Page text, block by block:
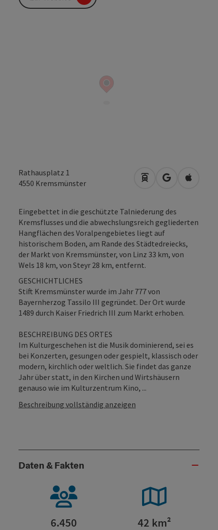
Rathausplatz 1
4550 Kremsmünster Anreise mit
in Google
in
Eingebettet in die geschützte Talniederung des
Kremsflusses und die abwechslungsreich gegliederten
Hangflächen des Voralpengebietes liegt auf
historischem Boden, am Rande des Städtedreiecks,
der Markt von Kremsmünster, von Linz 33 km, von
Wels 18 km, von Steyr 28 km, entfernt.
GESCHICHTLICHES
Stift Kremsmünster wurde im Jahr 777 von
Bayernherzog Tassilo III gegründet. Der Ort wurde
1489 durch Kaiser Friedrich III zum Markt erhoben.
BESCHREIBUNG DES ORTES
Im Kulturgeschehen ist die Musik dominierend, sei es
bei Konzerten, gesungen oder gespielt, klassisch oder
modern, kirchlich oder weltlich. Sie findet das ganze
Jahr über statt, in den Kirchen und Wirtshäusern
genauso wie im Kulturzentrum Kino, ...
Beschreibung vollständig anzeigen
Daten & Fakten
6.450 42 km²